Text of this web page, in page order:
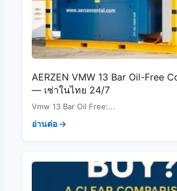
AERZEN VMW 13 Bar Oil-Free
— เช่าในไทย 24/7
Vmw 13 Bar Oil Free:...
อ่านต่อ →